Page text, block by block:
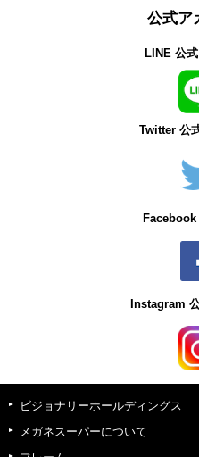
公式ア
LINE 公
Twitter 公
Facebook
Instagram
ビジョナリーホールディングス
メガネスーパーについて